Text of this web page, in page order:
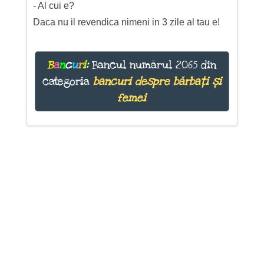
- Al cui e?
Daca nu il revendica nimeni in 3 zile al tau e!
Bancuri:Bancul numărul 2065 din
categoria bancuri despre bărbați și
femei